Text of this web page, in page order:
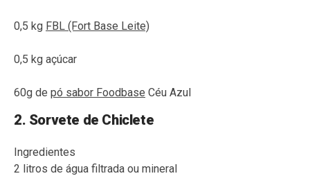
0,5 kg FBL (Fort Base Leite)
0,5 kg açúcar
60g de pó sabor Foodbase Céu Azul
2. Sorvete de Chiclete
Ingredientes
2 litros de água filtrada ou mineral